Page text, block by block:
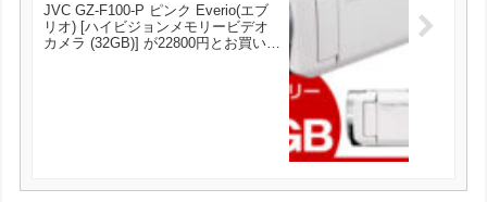
JVC GZ-F100-P ピンク Everio(エブ
リオ) [ハイビジョンメモリービデオ
カメラ (32GB)] が22800円とお買い